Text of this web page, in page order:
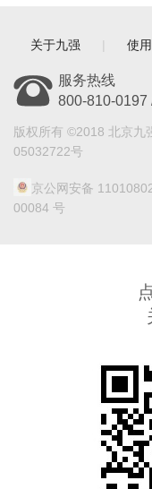
关于九强 | 使
服务热线
800-810-0197
版权所有 ©2018 北京九
05032722号
京公网安备
00084 号